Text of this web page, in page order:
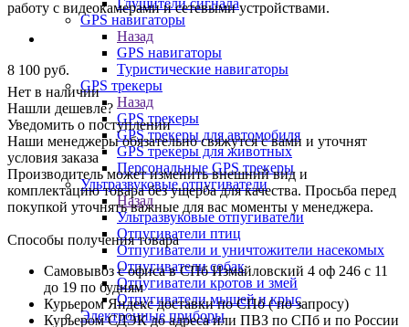
Глушители сигнала
GPS навигаторы
Назад
GPS навигаторы
Туристические навигаторы
GPS трекеры
Назад
GPS трекеры
GPS трекеры для автомобиля
GPS трекеры для животных
Персональные GPS трекеры
Ультразвуковые отпугиватели
Назад
Ультразвуковые отпугиватели
Отпугиватели птиц
Отпугиватели и уничтожители насекомых
Отпугиватели собак
Отпугиватели кротов и змей
Отпугиватели мышей и крыс
Электронные приборы
работу с видеокамерами и сетевыми устройствами.
8 100 руб.
Нет в наличии
Нашли дешевле?
Уведомить о поступлении
Наши менеджеры обязательно свяжутся с вами и уточнят
условия заказа
Производитель может изменить внешний вид и
комплектацию товара без ущерба для качества. Просьба перед
покупкой уточнять важные для вас моменты у менеджера.
Способы получения товара
Самовывоз с офиса в СПб Измайловский 4 оф 246 с 11
до 19 по будням
Курьером Яндекс доставки по СПб ( по запросу)
Курьером СДЭК до адреса или ПВЗ по СПб и по России